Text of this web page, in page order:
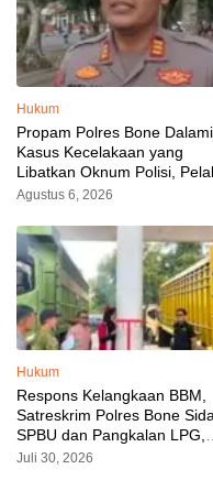
Hukum
Propam Polres Bone Dalami
Kasus Kecelakaan yang
Libatkan Oknum Polisi,
Sudah Diamankan
Agustus 6, 2026
Hukum
Respons Kelangkaan BBM,
Satreskrim Polres Bone
SPBU dan Pangkalan LPG,
AKP Alvin Aji Imbau
Juli 30, 2026